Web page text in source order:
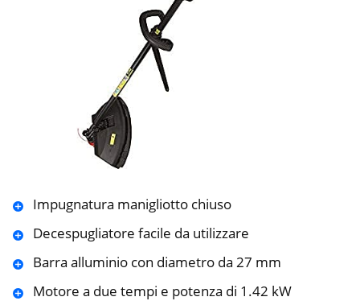
Impugnatura manigliotto chiuso
Decespugliatore facile da utilizzare
Barra alluminio con diametro da 27 mm
Motore a due tempi e potenza di 1.42 kW